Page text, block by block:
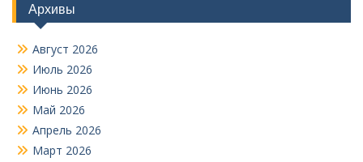
Архивы
Август 2026
Июль 2026
Июнь 2026
Май 2026
Апрель 2026
Март 2026